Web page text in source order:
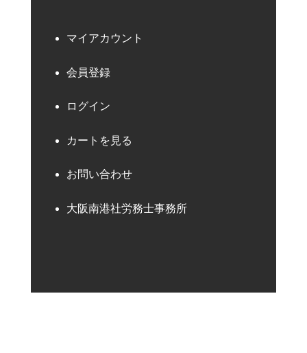
マイアカウント
会員登録
ログイン
カートを見る
お問い合わせ
大阪南港社労務士事務所